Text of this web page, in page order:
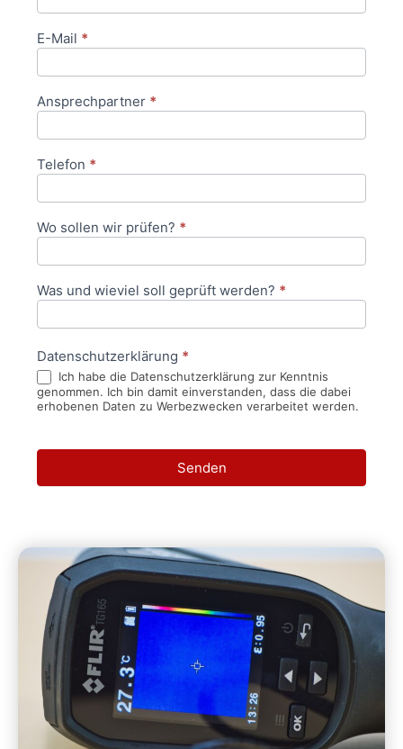
E-Mail *
Ansprechpartner *
Telefon *
Wo sollen wir prüfen? *
Was und wieviel soll geprüft werden? *
Datenschutzerklärung *
Ich habe die Datenschutzerklärung zur Kenntnis
genommen. Ich bin damit einverstanden, dass die dabei
erhobenen Daten zu Werbezwecken verarbeitet werden.
Senden